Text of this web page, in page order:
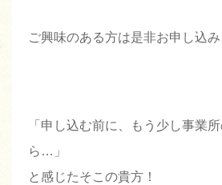
ご興味のある方は是非お申し込
「申し込む前に、もう少し事業
ら…」
と感じたそこの貴方！